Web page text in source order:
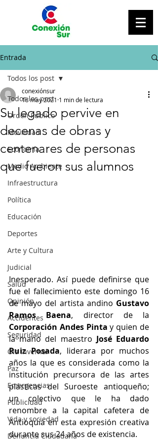
Entrada
Todos los post
Orden Público
Movilidad
Economía
Medio Ambiente
Infraestructura
Política
Educación
Deportes
Arte y Cultura
Judicial
Salud
Opinión
Accidentes
Seguridad
Ola Invernal
Paz
Emergencias
Publicidad
Vida y sociedad
Denuncia Ciudadana
Todos los post
Su legado pervive en
decenas de obras y
centenares de personas
que fueron sus alumnos
conexiónsur
18 may 2021 1 min de lectura
Inesperado. Así puede definirse que
fue el fallecimiento este domingo 16
de mayo del artista andino Gustavo
Ramos Baena
Corporación Andes Pinta y quien de
la mano del maestro José Eduardo
Ruiz Posada, liderara por muchos
años la que es considerada como la
institución precursora de las artes
plásticas del Suroeste antioqueño;
un
colectivo que le ha dado
renombre a la capital cafetera de
Antioquia en esta expresión creativa
durante sus 24 años de existencia.